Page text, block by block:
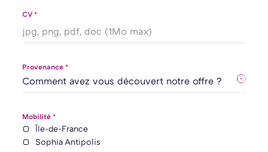
CV *
jpg, png, pdf, doc (1Mo max)
Provenance *
Mobilité *
Île-de-France
Sophia Antipolis